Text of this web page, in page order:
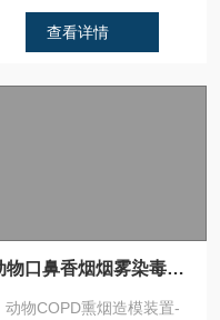
供自动化点燃香烟及同...
查看详情
动物口鼻香烟烟雾染毒系统
动物COPD熏烟造模装置-